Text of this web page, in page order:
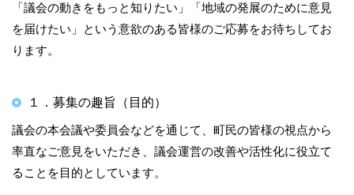
「議会の動きをもっと知りたい」「地域の発展のために意見
を届けたい」という意欲のある皆様のご応募をお待ちしてお
ります。
１．募集の趣旨（目的）
議会の本会議や委員会などを通じて、町民の皆様の視点から
率直なご意見をいただき、議会運営の改善や活性化に役立て
ることを目的としています。